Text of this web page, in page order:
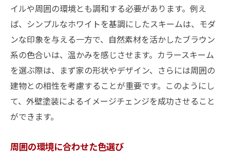
イルや周囲の環境とも調和する必要があります。例え
ば、シンプルなホワイトを基調にしたスキームは、モダ
ンな印象を与える一方で、自然素材を活かしたブラウン
系の色合いは、温かみを感じさせます。カラースキーム
を選ぶ際は、まず家の形状やデザイン、さらには周囲の
建物との相性を考慮することが重要です。このようにし
て、外壁塗装によるイメージチェンジを成功させること
ができます。
周囲の環境に合わせた色選び